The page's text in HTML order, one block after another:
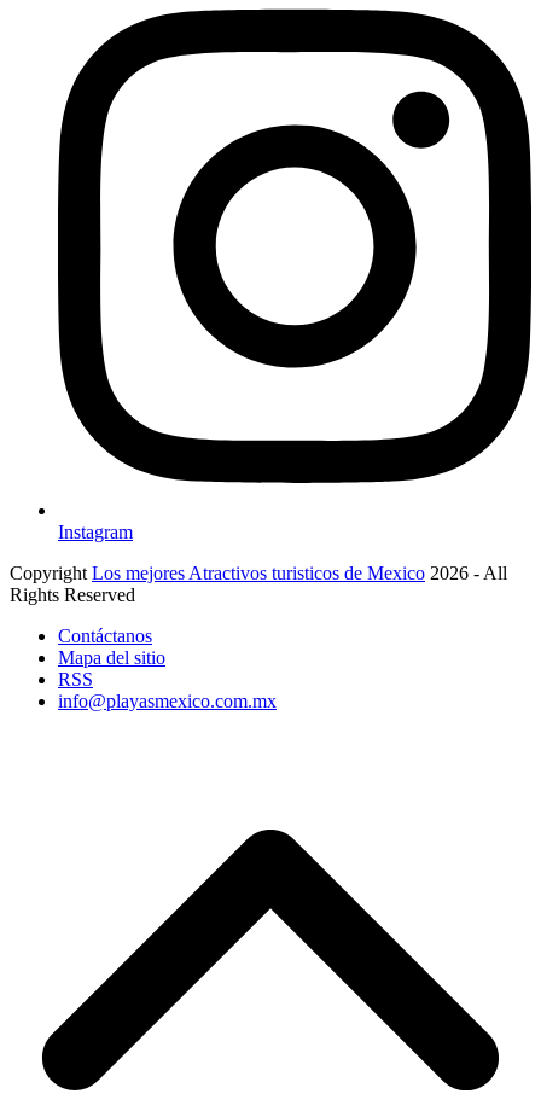
Instagram
Copyright Los mejores Atractivos turisticos de Mexico 2026 - All
Rights Reserved
Contáctanos
Mapa del sitio
RSS
info@playasmexico.com.mx